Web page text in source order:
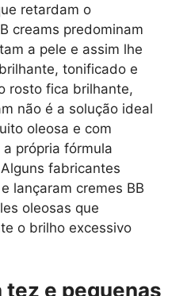
retardam o
creams predominam
a pele e assim lhe
tonificado e
rosto fica brilhante,
não é a solução ideal
oleosa e com
própria fórmula
fabricantes
lançaram cremes BB
oleosas que
o brilho excessivo
e pequenas